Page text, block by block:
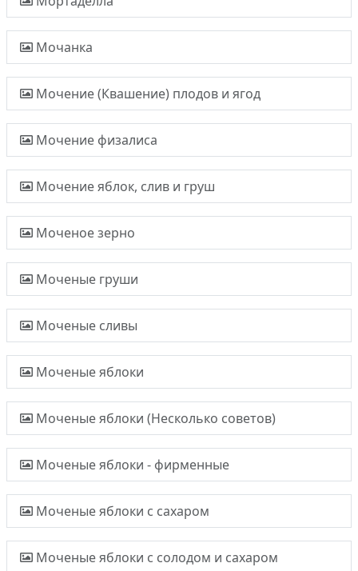
Мочанка
Мочение (Квашение) плодов и ягод
Мочение физалиса
Мочение яблок, слив и груш
Моченое зерно
Моченые груши
Моченые сливы
Моченые яблоки
Моченые яблоки (Несколько советов)
Моченые яблоки - фирменные
Моченые яблоки с сахаром
Моченые яблоки с солодом и сахаром